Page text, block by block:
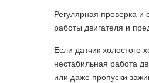
Регулярная проверка
работы двигателя и
Если датчик
нестабильная работа
или даже пропуски